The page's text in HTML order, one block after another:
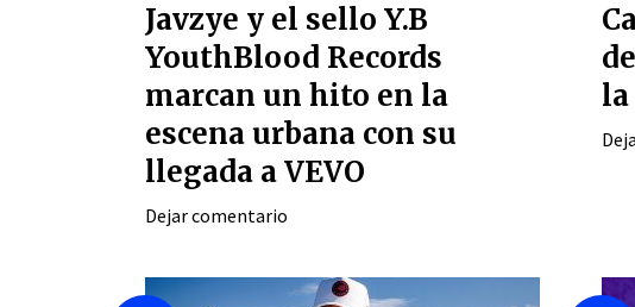
Javzye y el sello Y.B
YouthBlood Records
marcan un hito en la
escena urbana con su
llegada a VEVO
Dejar comentario